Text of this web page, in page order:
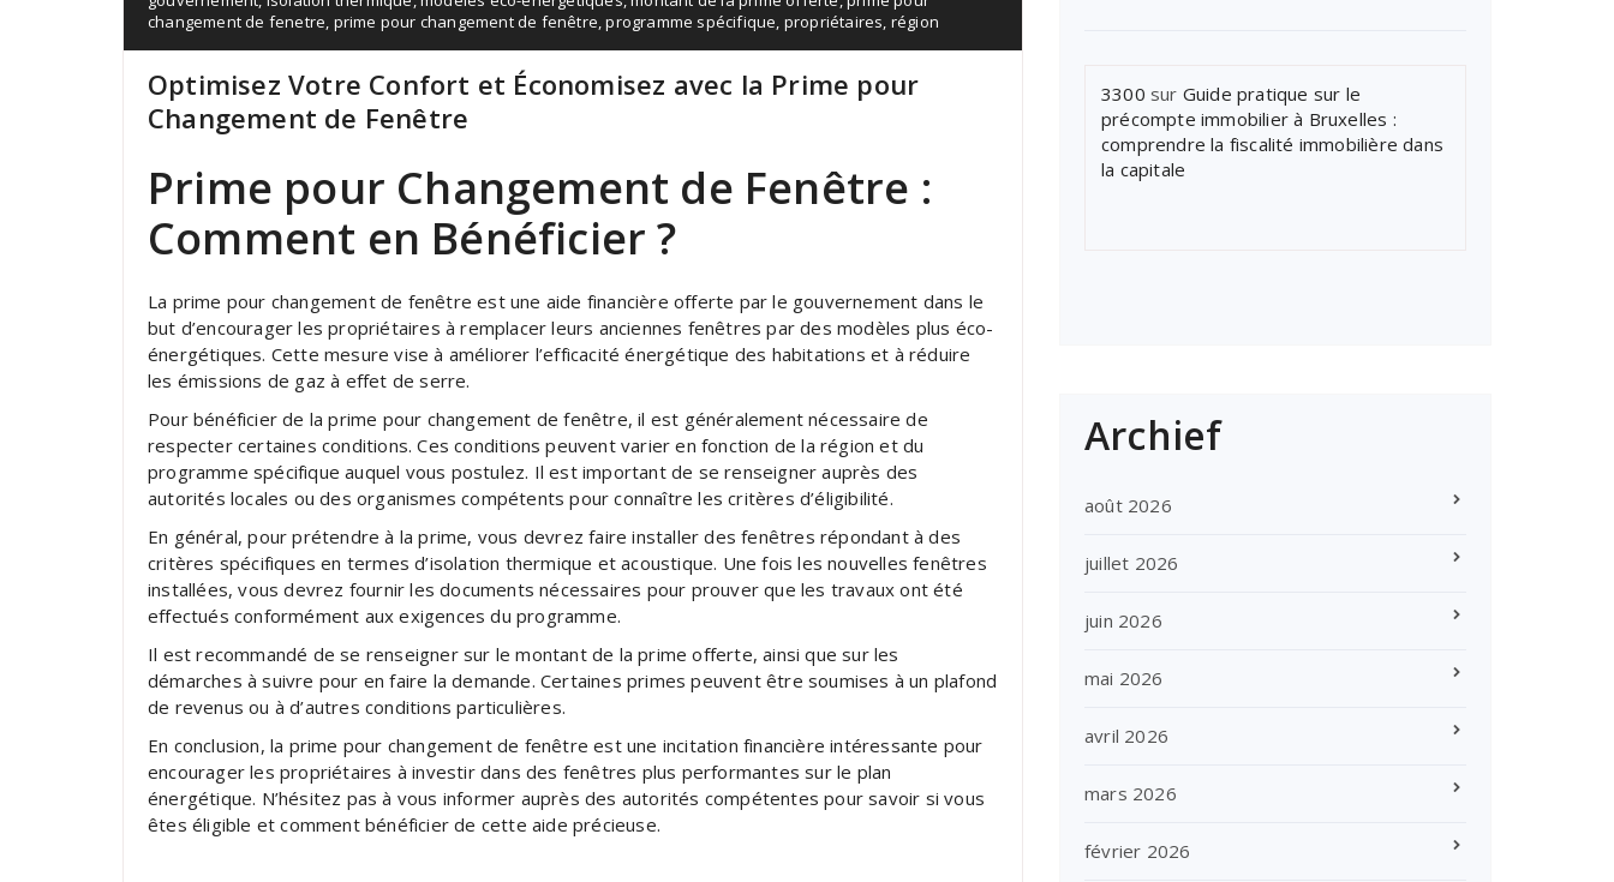
changement de fenetre, prime pour changement de fenêtre,programme spécifique, propriétaires, région
Optimisez Votre Confort et Économisez avec la Prime pour
Changement de Fenêtre
Prime pour Changement de Fenêtre :
Comment en Bénéficier ?
La prime pour changement de fenêtre est une aide financière offerte par le gouvernement dans le
but d’encourager les propriétaires à remplacer leurs anciennes fenêtres par des modèles plus éco-
énergétiques. Cette mesure vise à améliorer l’efficacité énergétique des habitations et à réduire
les émissions de gaz à effet de serre.
Pour bénéficier de la prime pour changement de fenêtre, il est généralement nécessaire de
respecter certaines conditions. Ces conditions peuvent varier en fonction de la région et du
programme spécifique auquel vous postulez. Il est important de se renseigner auprès des
autorités locales ou des organismes compétents pour connaître les critères d’éligibilité.
En général, pour prétendre à la prime, vous devrez faire installer des fenêtres répondant à des
critères spécifiques en termes d’isolation thermique et acoustique. Une fois les nouvelles fenêtres
installées, vous devrez fournir les documents nécessaires pour prouver que les travaux ont été
effectués conformément aux exigences du programme.
Il est recommandé de se renseigner sur le montant de la prime offerte, ainsi que sur les
démarches à suivre pour en faire la demande. Certaines primes peuvent être soumises à un plafond
de revenus ou à d’autres conditions particulières.
En conclusion, la prime pour changement de fenêtre est une incitation financière intéressante pour
encourager les propriétaires à investir dans des fenêtres plus performantes sur le plan
énergétique. N’hésitez pas à vous informer auprès des autorités compétentes pour savoir si vous
êtes éligible et comment bénéficier de cette aide précieuse.
3300 sur Guide pratique sur le
précompte immobilier à Bruxelles :
comprendre la fiscalité immobilière dans
la capitale
Archief
août 2026
juillet 2026
juin 2026
mai 2026
avril 2026
mars 2026
février 2026